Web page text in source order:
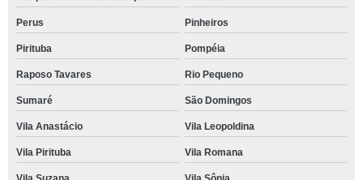
Perus Pinheiros
Pirituba Pompéia
Raposo Tavares Rio Pequeno
Sumaré São Domingos
Vila Anastácio Vila Leopoldina
Vila Pirituba Vila Romana